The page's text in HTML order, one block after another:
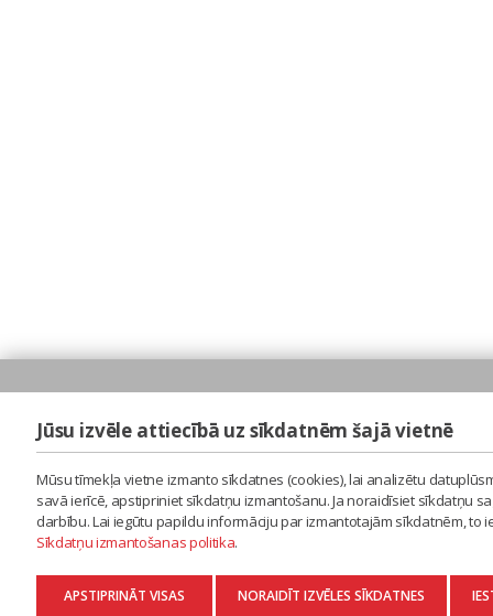
Jūsu izvēle attiecībā uz sīkdatnēm šajā vietnē
Mūsu tīmekļa vietne izmanto sīkdatnes (cookies), lai analizētu
savā ierīcē, apstipriniet sīkdatņu izmantošanu. Ja noraidīsiet sīkdatņu
darbību. Lai iegūtu papildu informāciju par izmantotajām sīkdatnēm,
Sīkdatņu izmantošanas politika.
APSTIPRINĀT VISAS NORAIDĪT IZVĒLES SĪKDATNES